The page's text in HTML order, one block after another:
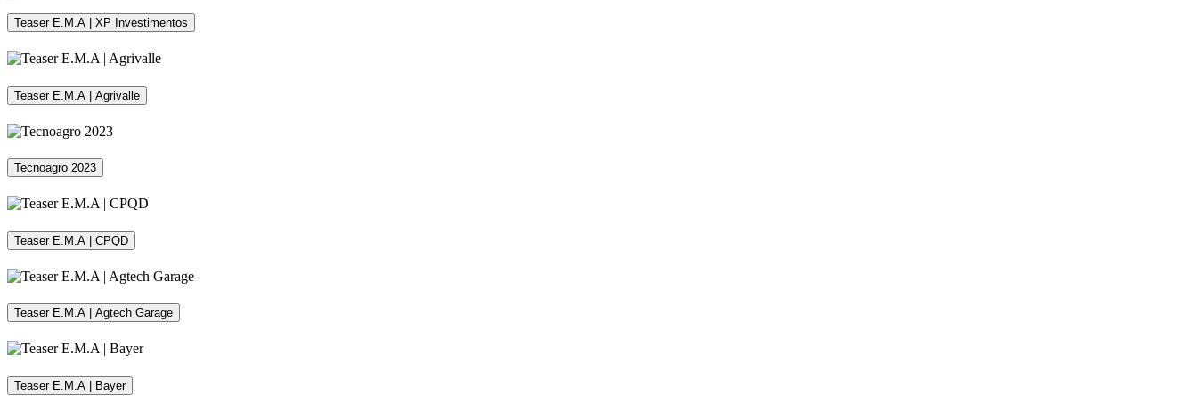
Teaser E.M.A | XP Investimentos
Teaser E.M.A | Agrivalle
Tecnoagro 2023
Teaser E.M.A | CPQD
Teaser E.M.A | Agtech Garage
Teaser E.M.A | Bayer